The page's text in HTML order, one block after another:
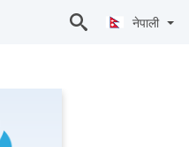
नेपाली